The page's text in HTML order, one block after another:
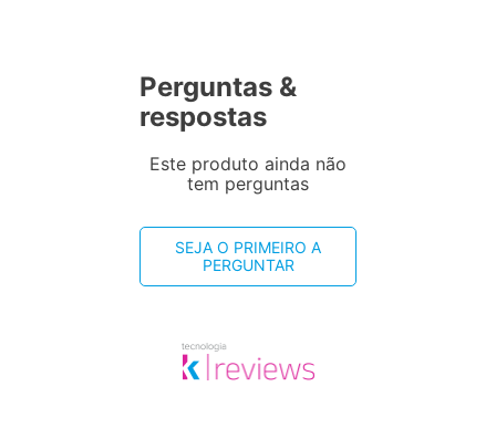
Perguntas &
respostas
Este produto ainda não
tem perguntas
SEJA O PRIMEIRO A
PERGUNTAR